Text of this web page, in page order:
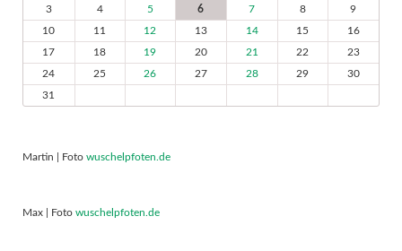
3
4 5 6 7 8
9
10
11 12 13 14 15
16
17
18 19 20 21 22
23
24
25 26 27 28 29
30
31
Martin | Foto wuschelpfoten.de
Max | Foto wuschelpfoten.de